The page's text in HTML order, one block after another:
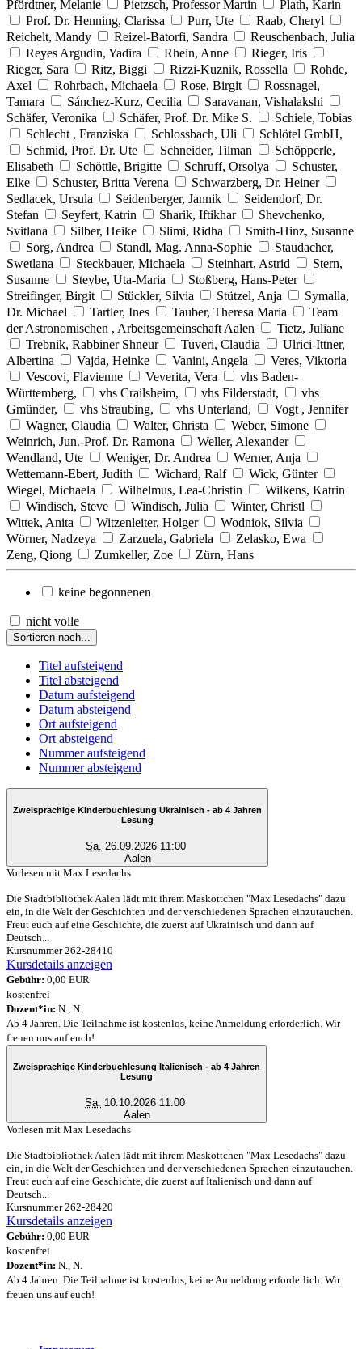
Pfördtner, Melanie Pietzsch, Professor Martin
Plath, Karin
Prof. Dr. Henning, Clarissa
Purr, Ute
Raab, Cheryl
Reichelt, Mandy
Reizel-Batorfi, Sandra
Reuschenbach, Julia
Reyes Argudin, Yadira
Rhein, Anne
Rieger, Iris
Rieger, Sara
Ritz, Biggi Rizzi-Kuznik, Rossella
Rohde,
Axel
Rohrbach, Michaela Rose, Birgit
Rossnagel,
Tamara
Sánchez-Kurz, Cecilia
Saravanan, Vishalakshi
Schäfer, Veronika
Schäfer, Prof. Dr. Mike S.
Schiele, Tobias
Schlecht , Franziska
Schlossbach, Uli
Schlötel GmbH,
Schmid, Prof. Dr. Ute
Schneider, Tilman
Schöpperle,
Elisabeth
Schöttle, Brigitte Schruff, Orsolya
Schuster,
Elke
Schuster, Britta Verena
Schwarzberg, Dr. Heiner
Sedlacek, Ursula
Seidenberger, Jannik
Seidendorf, Dr.
Stefan
Seyfert, Katrin Sharik, Iftikhar
Shevchenko,
Svitlana
Silber, Heike Slimi, Ridha
Smith-Hinz, Susanne
Sorg, Andrea
Standl, Mag. Anna-Sophie
Staudacher,
Swetlana
Steckbauer, Michaela Steinhart, Astrid
Stern,
Susanne
Steybe, Uta-Maria
Stoßberg, Hans-Peter
Streifinger, Birgit
Stückler, Silvia Stützel, Anja
Symalla,
Dr. Michael
Tartler, Ines Tauber, Theresa Maria
Team
der Astronomischen , Arbeitsgemeinschaft Aalen
Tietz, Juliane
Trebnik, Rabbiner Shneur
Tuveri, Claudia
Ulrici-Ittner,
Albertina
Vajda, Heinke Vanini, Angela
Veres, Viktoria
Vescovi, Flavienne
Veverita, Vera
vhs Baden-
Württemberg,
vhs Crailsheim, vhs Filderstadt,
vhs
Gmünder,
vhs Straubing, vhs Unterland,
Vogt , Jennifer
Wagner, Claudia
Walter, Christa
Weber, Simone
Weinrich, Jun.-Prof. Dr. Ramona
Weller, Alexander
Wendland, Ute
Weniger, Dr. Andrea
Werner, Anja
Wettemann-Ebert, Judith
Wichard, Ralf
Wick, Günter
Wiegel, Michaela
Wilhelmus, Lea-Christin
Wilkens, Katrin
Windisch, Steve
Windisch, Julia
Winter, Christl
Wittek, Anita
Witzenleiter, Holger
Wodniok, Silvia
Wörner, Nadzeya
Zarzuela, Gabriela
Zelasko, Ewa
Zeng, Qiong
Zumkeller, Zoe Zürn, Hans
keine begonnenen
nicht volle
Sortieren nach...
Titel aufsteigend
Titel absteigend
Datum aufsteigend
Datum absteigend
Ort aufsteigend
Ort absteigend
Nummer aufsteigend
Nummer absteigend
Zweisprachige Kinderbuchlesung Ukrainisch - ab 4 Jahren
Lesung
Sa. 26.09.2026 11:00
Aalen
Vorlesen mit Max Lesedachs
Die Stadtbibliothek Aalen lädt mit ihrem Maskottchen "Max Lesedachs" dazu
ein, in die Welt der Geschichten und der verschiedenen Sprachen einzutauchen.
Freut euch auf eine Geschichte, die zuerst auf Ukrainisch und dann auf
Deutsch...
Kursnummer 262-28410
Kursdetails anzeigen
Gebühr: 0,00 EUR
kostenfrei
Dozent*in: N., N.
Ab 4 Jahren. Die Teilnahme ist kostenlos, keine Anmeldung erforderlich. Wir
freuen uns auf euch!
Zweisprachige Kinderbuchlesung Italienisch - ab 4 Jahren
Lesung
Sa. 10.10.2026 11:00
Aalen
Vorlesen mit Max Lesedachs
Die Stadtbibliothek Aalen lädt mit ihrem Maskottchen "Max Lesedachs" dazu
ein, in die Welt der Geschichten und der verschiedenen Sprachen einzutauchen.
Freut euch auf eine Geschichte, die zuerst auf Italienisch und dann auf
Deutsch...
Kursnummer 262-28420
Kursdetails anzeigen
Gebühr: 0,00 EUR
kostenfrei
Dozent*in: N., N.
Ab 4 Jahren. Die Teilnahme ist kostenlos, keine Anmeldung erforderlich. Wir
freuen uns auf euch!